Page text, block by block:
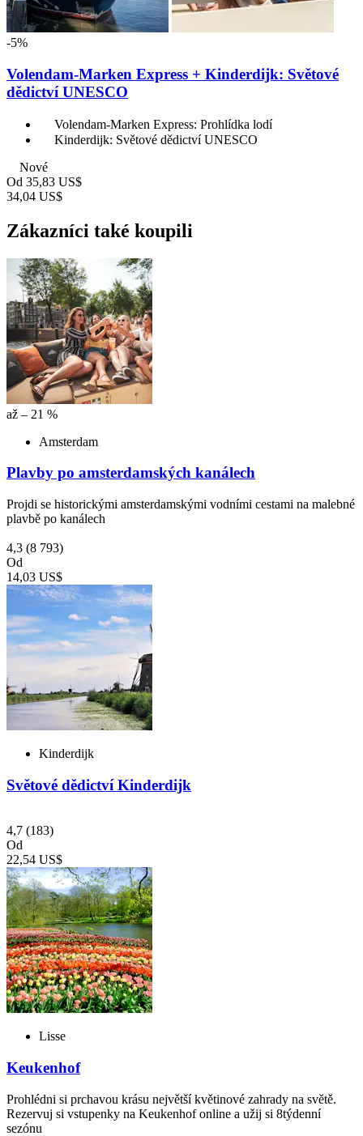
-5%
Volendam-Marken Express + Kinderdijk: Světové
dědictví UNESCO
Volendam-Marken Express: Prohlídka lodí
Kinderdijk: Světové dědictví UNESCO
Nové
Od 35,83 US$
34,04 US$
Zákazníci také koupili
až – 21 %
Amsterdam
Plavby po amsterdamských kanálech
Projdi se historickými amsterdamskými vodními cestami na malebné
plavbě po kanálech
4,3 (8 793)
Od
14,03 US$
Kinderdijk
Světové dědictví Kinderdijk
4,7 (183)
Od
22,54 US$
Lisse
Keukenhof
Prohlédni si prchavou krásu největší květinové zahrady na světě.
Rezervuj si vstupenky na Keukenhof online a užij si 8týdenní
sezónu